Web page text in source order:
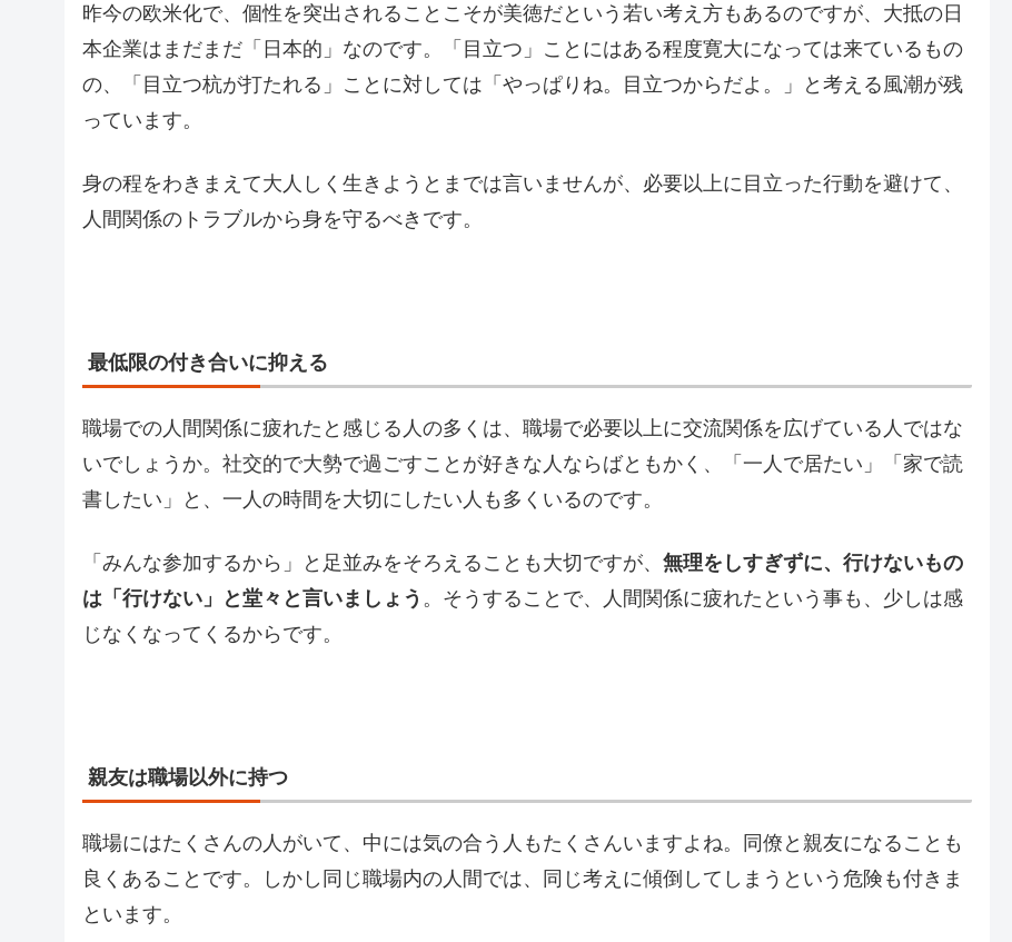
昨今の欧米化で、個性を突出されることこそが美徳だという若い考え方もあるのですが、大抵の日
本企業はまだまだ「日本的」なのです。「目立つ」ことにはある程度寛大になっては来ているもの
の、「目立つ杭が打たれる」ことに対しては「やっぱりね。目立つからだよ。」と考える風潮が残
っています。
身の程をわきまえて大人しく生きようとまでは言いませんが、必要以上に目立った行動を避けて、
人間関係のトラブルから身を守るべきです。
最低限の付き合いに抑える
職場での人間関係に疲れたと感じる人の多くは、職場で必要以上に交流関係を広げている人ではな
いでしょうか。社交的で大勢で過ごすことが好きな人ならばともかく、「一人で居たい」「家で読
書したい」と、一人の時間を大切にしたい人も多くいるのです。
「みんな参加するから」と足並みをそろえることも大切ですが、 無理をしすぎずに、行けないもの
は「行けない」と堂々と言いましょう 。そうすることで、人間関係に疲れたという事も、少しは感
じなくなってくるからです。
親友は職場以外に持つ
職場にはたくさんの人がいて、中には気の合う人もたくさんいますよね。同僚と親友になることも
良くあることです。しかし同じ職場内の人間では、同じ考えに傾倒してしまうという危険も付きま
といます。